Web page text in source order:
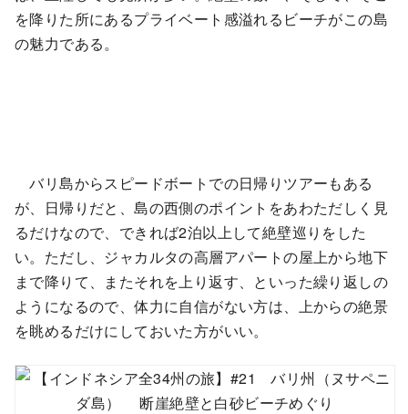
を降りた所にあるプライベート感溢れるビーチがこの島
の魅力である。
バリ島からスピードボートでの日帰りツアーもある
が、日帰りだと、島の西側のポイントをあわただしく見
るだけなので、できれば2泊以上して絶壁巡りをした
い。ただし、ジャカルタの高層アパートの屋上から地下
まで降りて、またそれを上り返す、といった繰り返しの
ようになるので、体力に自信がない方は、上からの絶景
を眺めるだけにしておいた方がいい。